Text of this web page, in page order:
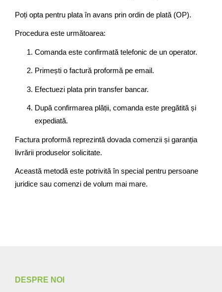
Poți opta pentru plata în avans prin ordin de plată (OP).
Procedura este următoarea:
Comanda este confirmată telefonic de un operator.
Primești o factură proformă pe email.
Efectuezi plata prin transfer bancar.
După confirmarea plății, comanda este pregătită și
expediată.
Factura proformă reprezintă dovada comenzii și garanția
livrării produselor solicitate.
Această metodă este potrivită în special pentru persoane
juridice sau comenzi de volum mai mare.
DESPRE NOI